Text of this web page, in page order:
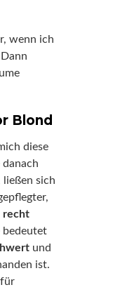
wenn ich
Blond
diese
sich
recht
bedeutet
und
ist.